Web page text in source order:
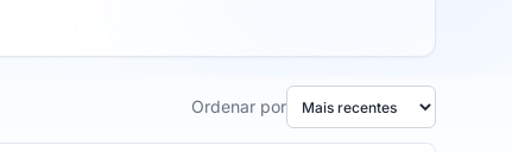
Ordenar por